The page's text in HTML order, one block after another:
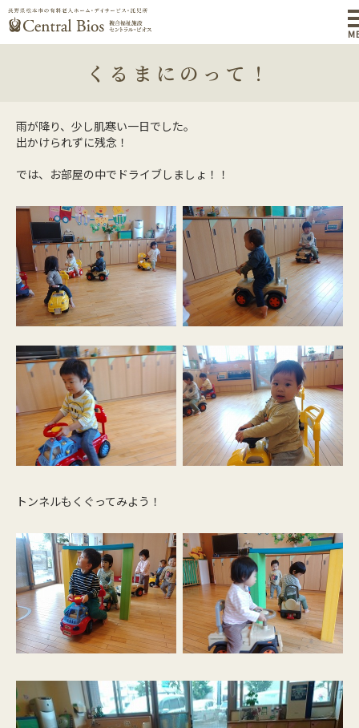
くるまにのって！
雨が降り、少し肌寒い一日でした。
出かけられずに残念！
では、お部屋の中でドライブしましょ！！
トンネルもくぐってみよう！